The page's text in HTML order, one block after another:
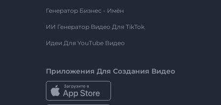
Генератор Бизнес - Имён
ИИ Генератор Видео Для TikTok
Идеи Для YouTube Видео
Приложения Для Создания Видео